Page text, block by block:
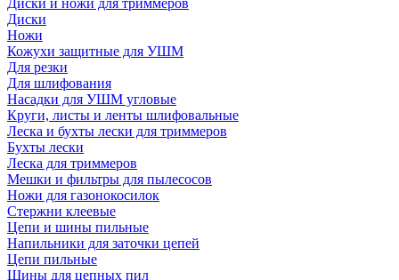
Диски и ножи для триммеров
Диски
Ножи
Кожухи защитные для УШМ
Для резки
Для шлифования
Насадки для УШМ угловые
Круги, листы и ленты шлифовальные
Леска и бухты лески для триммеров
Бухты лески
Леска для триммеров
Мешки и фильтры для пылесосов
Ножи для газонокосилок
Стержни клеевые
Цепи и шины пильные
Напильники для заточки цепей
Цепи пильные
Шины для цепных пил